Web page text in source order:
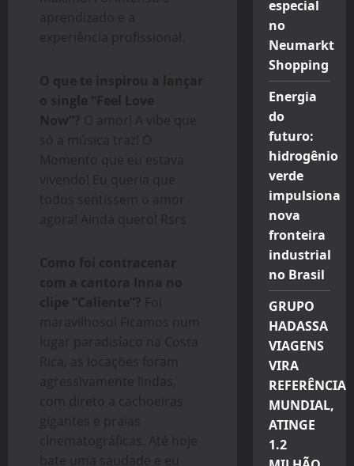
aprendizado e a
experiência profissional.
O que te inspirou a lançar
o single “Feel Love
Now”? O amor! A vibe que
só a música traz! O
Momento que eu estava
vivendo! Eu queria que
todos sentissem o amor
agora! Ainda quero! Rsrs
Como foi contracenar
com a cantora Inna no
clipe “Caliente”? Foi
maravilhoso! Ficamos num
lugar paradisíaco na Costa
Rica, as locações foram
agressivamente lindas,
com direto a cachoeiras
gigantes e praias
cinematográficas. Até hoje
bate uma saudade e eu
especial
no
Neumarkt
Shopping
Energia
do
futuro:
hidrogênio
verde
impulsiona
nova
fronteira
industrial
no Brasil
GRUPO
HADASSA
VIAGENS
VIRA
REFERÊNCIA
MUNDIAL,
ATINGE
1.2